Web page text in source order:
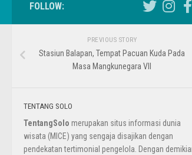
FOLLOW:
PREVIOUS STORY
Stasiun Balapan, Tempat Pacuan Kuda Pada
Masa Mangkunegara VII
TENTANG SOLO
TentangSolo merupakan situs informasi dunia
wisata (MICE) yang sengaja disajikan dengan
pendekatan tertimonial pengelola. Dengan